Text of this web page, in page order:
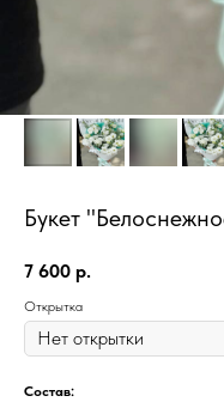
Букет
7 600 р.
Открытка
Состав: